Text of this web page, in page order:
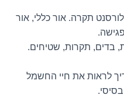
תקרה. אור כללי, אור
בדים, תקרות, שטיחים.
לראות את חיי החשמל